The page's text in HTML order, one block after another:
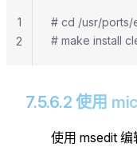
# cd /usr/ports/
# make install
1
2
7.5.6.2 使用
使用 msedit 编